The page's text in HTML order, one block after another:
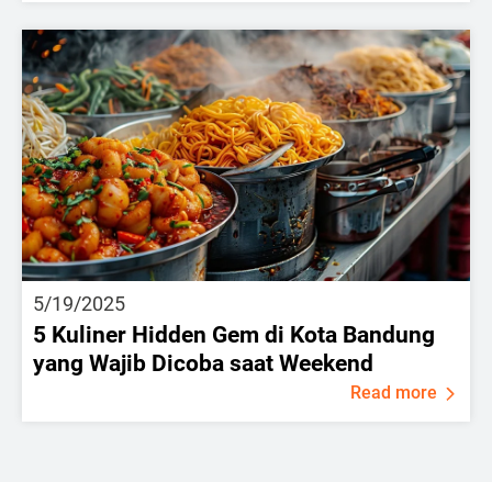
5/19/2025
5 Kuliner Hidden Gem di Kota Bandung
yang Wajib Dicoba saat Weekend
Read more